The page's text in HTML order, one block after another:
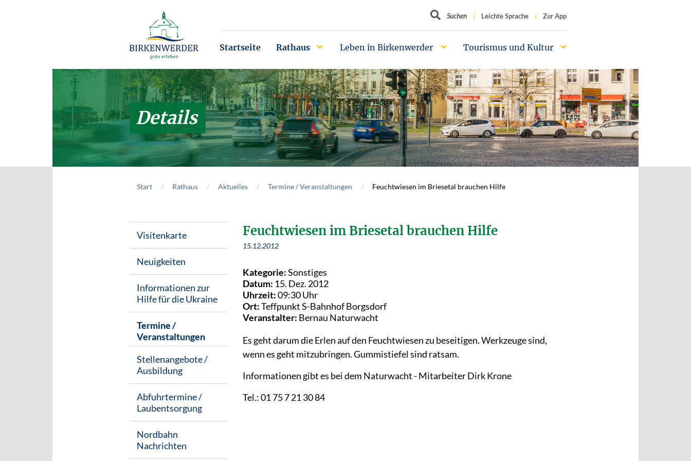
Suchbegriff
Suchen Leichte Sprache Zur App
Startseite Rathaus Leben in Birkenwerder Tourismus und Kultur
Details
Start Rathaus Aktuelles Termine / Veranstaltungen Feuchtwiesen im Briesetal brauchen Hilfe
Visitenkarte
Neuigkeiten
Informationen zur
Hilfe für die Ukraine
Termine /
Veranstaltungen
Stellenangebote /
Ausbildung
Abfuhrtermine /
Laubentsorgung
Nordbahn
Nachrichten
Feuchtwiesen im Briesetal brauchen Hilfe
15.12.2012
Kategorie:Sonstiges
Datum: 15. Dez. 2012
Uhrzeit:09:30 Uhr
Ort:Teffpunkt S-Bahnhof Borgsdorf
Veranstalter: Bernau Naturwacht
Es geht darum die Erlen auf den Feuchtwiesen zu beseitigen. Werkzeuge sind,
wenn es geht mitzubringen. Gummistiefel sind ratsam.
Informationen gibt es bei dem Naturwacht - Mitarbeiter Dirk Krone
Tel.: 01 75 7 21 30 84